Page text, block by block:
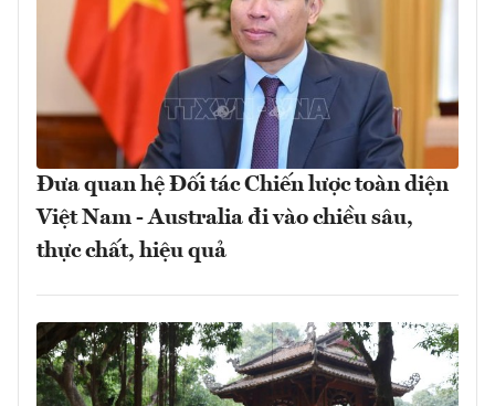
Đưa quan hệ Đối tác Chiến lược toàn diện
Việt Nam - Australia đi vào chiều sâu,
thực chất, hiệu quả